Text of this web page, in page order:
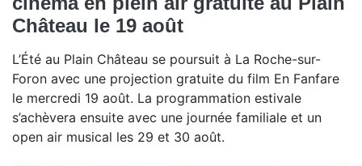
Château le 19 août
L’Été au Plain Château se poursuit à La Roche-sur-
Foron avec une projection gratuite du film En Fanfare
le mercredi 19 août. La programmation estivale
s’achèvera ensuite avec une journée familiale et un
open air musical les 29 et 30 août.